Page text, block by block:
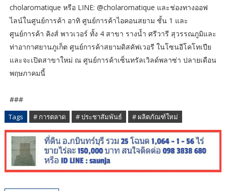
cholaromatique หรือ LINE: @cholaromatique และช่องทางออฟ
ไลน์ในศูนย์การค้า อาทิ ศูนย์การค้าไอคอนสยาม ชั้น 1 และ
ศูนย์การค้า คิงส์ พาวเวอร์ ทั้ง 4 สาขา รางน้ำ ศรีวารี สุวรรณภูมิและ
ท่าอากาศยานภูเก็ต ศูนย์การค้าสยามดิสคัฟเวอรี ในโซนอีโคโทเปีย
และจะเปิดสาขาใหม่ ณ ศูนย์การค้าเซ็นทรัลเวิลด์พลาซ่า ปลายเดือน
พฤษภาคมนี้
###
Tags # การตลาด # ประชาสัมพันธ์ # ผลิตภัณฑ์ใหม่